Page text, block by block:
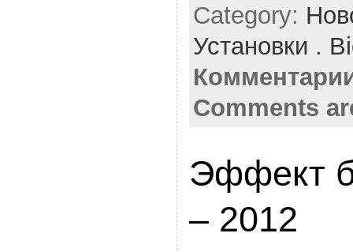
Category:
Установки .
Comments
Эффект
– 2012